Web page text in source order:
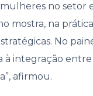
no setor
mostra, na
No
à integração
afirmou.